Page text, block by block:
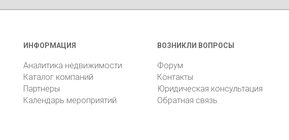
ИНФОРМАЦИЯ
Аналитика недвижимости
Каталог компаний
Партнеры
Календарь мероприятий
ВОЗНИКЛИ ВОПРОСЫ
Форум
Контакты
Юридическая консультация
Обратная связь